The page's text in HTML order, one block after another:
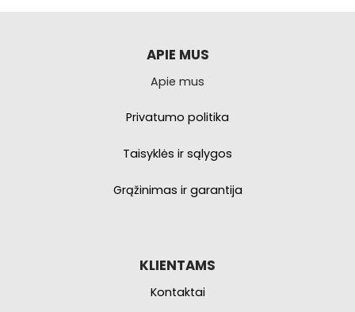
APIE MUS
Apie mus
Privatumo politika
Taisyklės ir sąlygos
Grąžinimas ir garantija
KLIENTAMS
Kontaktai